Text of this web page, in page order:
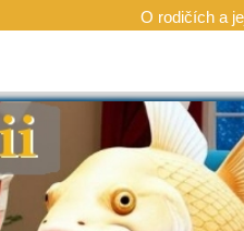
O rodičích a